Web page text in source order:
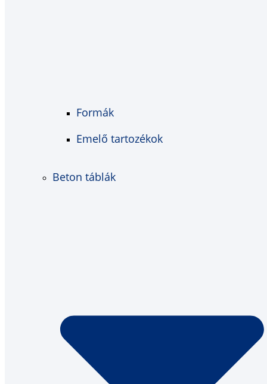
Formák
Emelő tartozékok
Beton táblák